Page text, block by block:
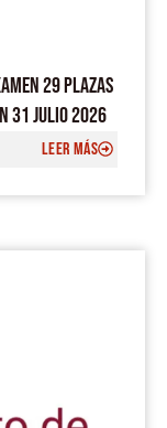
29 PLAZAS
31 JULIO 2026
LEER MÁS